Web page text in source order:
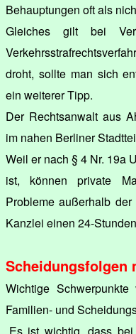
Behauptungen oft als
Gleiches gilt bei
droht, sollte man sich
ein weiterer Tipp.
Der Rechtsanwalt aus
im nahen Berliner
Weil er nach § 4 Nr. 19a
ist, können private
Probleme außerhalb
Kanzlei einen 24-
Scheidungsfolgen
Wichtige
Familien- und
„Es ist wichtig, dass